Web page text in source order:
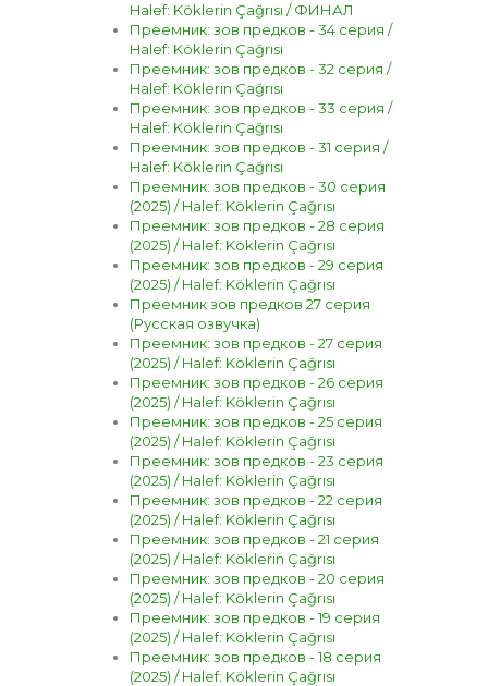
Halef: Köklerin Çağrısı / ФИНАЛ
Преемник: зов предков - 34 серия /
Halef: Köklerin Çağrısı
Преемник: зов предков - 32 серия /
Halef: Köklerin Çağrısı
Преемник: зов предков - 33 серия /
Halef: Köklerin Çağrısı
Преемник: зов предков - 31 серия /
Halef: Köklerin Çağrısı
Преемник: зов предков - 30 серия
(2025) / Halef: Köklerin Çağrısı
Преемник: зов предков - 28 серия
(2025) / Halef: Köklerin Çağrısı
Преемник: зов предков - 29 серия
(2025) / Halef: Köklerin Çağrısı
Преемник зов предков 27 серия
(Русская озвучка)
Преемник: зов предков - 27 серия
(2025) / Halef: Köklerin Çağrısı
Преемник: зов предков - 26 серия
(2025) / Halef: Köklerin Çağrısı
Преемник: зов предков - 25 серия
(2025) / Halef: Köklerin Çağrısı
Преемник: зов предков - 23 серия
(2025) / Halef: Köklerin Çağrısı
Преемник: зов предков - 22 серия
(2025) / Halef: Köklerin Çağrısı
Преемник: зов предков - 21 серия
(2025) / Halef: Köklerin Çağrısı
Преемник: зов предков - 20 серия
(2025) / Halef: Köklerin Çağrısı
Преемник: зов предков - 19 серия
(2025) / Halef: Köklerin Çağrısı
Преемник: зов предков - 18 серия
(2025) / Halef: Köklerin Çağrısı